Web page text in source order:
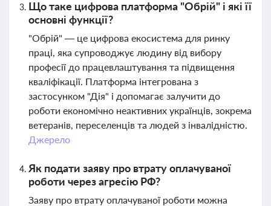
Що таке цифрова платформа "Обрій" і які її
основні функції?
"Обрій" — це цифрова екосистема для ринку
праці, яка супроводжує людину від вибору
професії до працевлаштування та підвищення
кваліфікації. Платформа інтегрована з
застосунком "Дія" і допомагає залучити до
роботи економічно неактивних українців, зокрема
ветеранів, переселенців та людей з інвалідністю.
Джерело
Як подати заяву про втрату оплачуваної
роботи через агресію РФ?
Заяву про втрату оплачуваної роботи можна